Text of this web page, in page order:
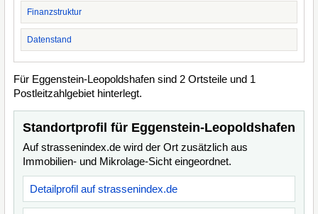
Finanzstruktur
Datenstand
Für Eggenstein-Leopoldshafen sind 2 Ortsteile und 1
Postleitzahlgebiet hinterlegt.
Standortprofil für Eggenstein-Leopoldshafen
Auf strassenindex.de wird der Ort zusätzlich aus
Immobilien- und Mikrolage-Sicht eingeordnet.
Detailprofil auf strassenindex.de